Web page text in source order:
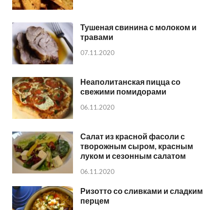
Тушеная свинина с молоком и
травами
07.11.2020
Неаполитанская пицца со
свежими помидорами
06.11.2020
Салат из красной фасоли с
творожным сыром, красным
луком и сезонным салатом
06.11.2020
Ризотто со сливками и сладким
перцем